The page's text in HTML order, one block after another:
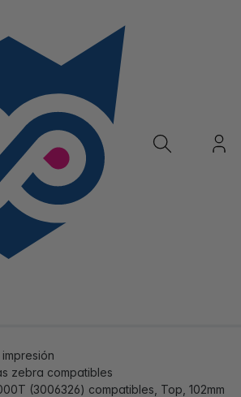
zebra compatibles
(3006326) compatibles, Top, 102mm